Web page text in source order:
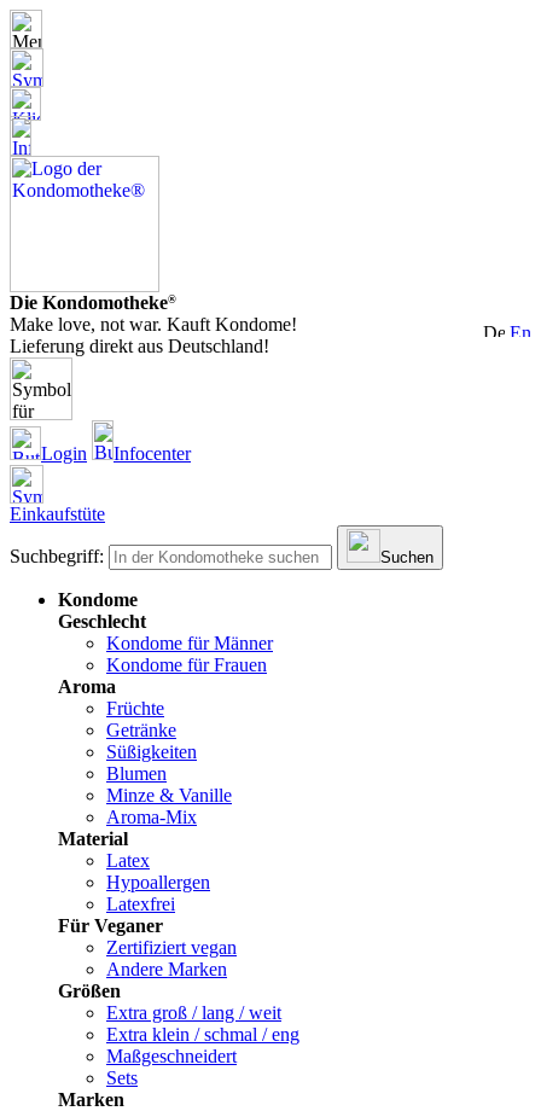
Die Kondomotheke®
Make love, not war. Kauft Kondome!
Lieferung direkt aus Deutschland!
Login Infocenter
Einkaufstüte
Suchbegriff: Suchen
Kondome
Geschlecht
Kondome für Männer
Kondome für Frauen
Aroma
Früchte
Getränke
Süßigkeiten
Blumen
Minze & Vanille
Aroma-Mix
Material
Latex
Hypoallergen
Latexfrei
Für Veganer
Zertifiziert vegan
Andere Marken
Größen
Extra groß / lang / weit
Extra klein / schmal / eng
Maßgeschneidert
Sets
Marken